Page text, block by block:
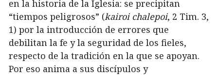
en la historia de la Iglesia: se precipitan
“tiempos peligrosos” (kairoi chalepoi, 2 Tim. 3,
1) por la introducción de errores que
debilitan la fe y la seguridad de los fieles,
respecto de la tradición en la que se apoyan.
Por eso anima a sus discípulos y